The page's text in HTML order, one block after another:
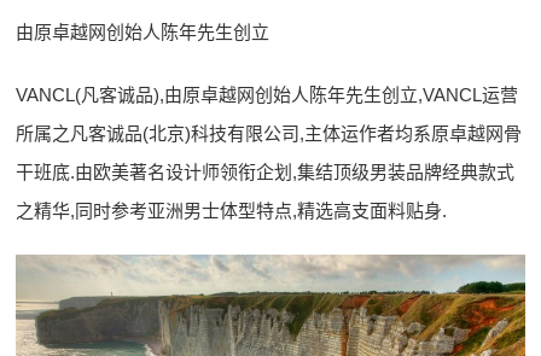
由原卓越网创始人陈年先生创立
VANCL(凡客诚品),由原卓越网创始人陈年先生创立,VANCL运营
所属之凡客诚品(北京)科技有限公司,主体运作者均系原卓越网骨
干班底.由欧美著名设计师领衔企划,集结顶级男装品牌经典款式
之精华,同时参考亚洲男士体型特点,精选高支面料贴身.